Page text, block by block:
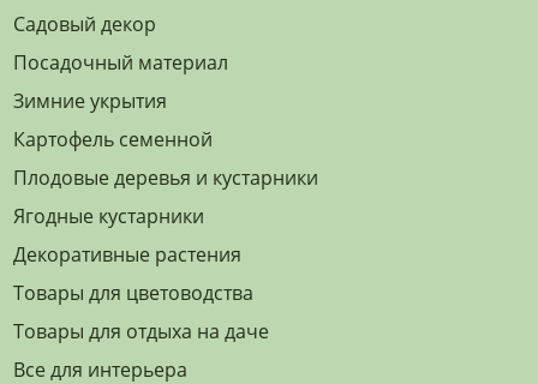
Садовый декор
Посадочный материал
Зимние укрытия
Картофель семенной
Плодовые деревья и кустарники
Ягодные кустарники
Декоративные растения
Товары для цветоводства
Товары для отдыха на даче
Все для интерьера